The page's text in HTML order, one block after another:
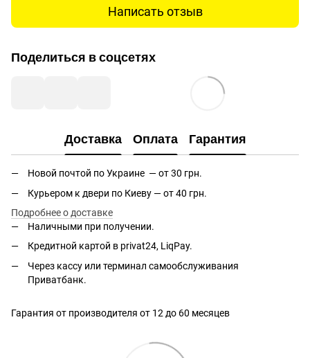
Написать отзыв
Поделиться в соцсетях
Доставка Оплата Гарантия
Новой почтой по Украине — от 30 грн.
Курьером к двери по Киеву — от 40 грн.
Подробнее о доставке
Наличными при получении.
Кредитной картой в privat24, LiqPay.
Через кассу или терминал самообслуживания
Приватбанк.
Гарантия от производителя от 12 до 60 месяцев